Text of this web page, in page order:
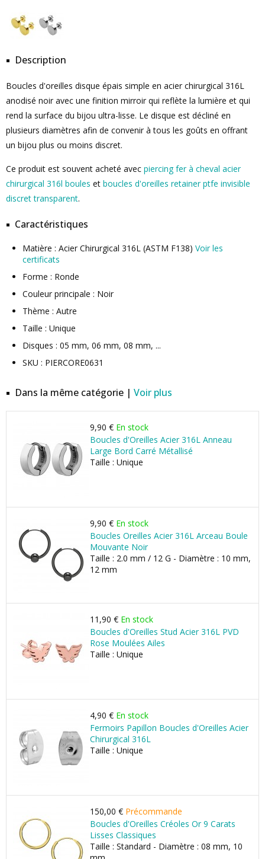
Description
Boucles d'oreilles disque épais simple en acier chirurgical 316L
anodisé noir avec une finition mirroir qui reflète la lumière et qui
rend la surface du bijou ultra-lisse. Le disque est décliné en
plusieurs diamètres afin de convenir à tous les goûts en offrant
un bijou plus ou moins discret.
Ce produit est souvent acheté avec piercing fer à cheval acier
chirurgical 316l boules et boucles d'oreilles retainer ptfe invisible
discret transparent.
Caractéristiques
Matière : Acier Chirurgical 316L (ASTM F138) Voir les
certificats
Forme : Ronde
Couleur principale : Noir
Thème : Autre
Taille : Unique
Disques : 05 mm, 06 mm, 08 mm, ...
SKU : PIERCORE0631
Dans la même catégorie | Voir plus
9,90 € En stock
Boucles d'Oreilles Acier 316L Anneau
Large Bord Carré Métallisé
Taille : Unique
9,90 € En stock
Boucles Oreilles Acier 316L Arceau Boule
Mouvante Noir
Taille : 2.0 mm / 12 G - Diamètre : 10 mm,
12 mm
11,90 € En stock
Boucles d'Oreilles Stud Acier 316L PVD
Rose Moulées Ailes
Taille : Unique
4,90 € En stock
Fermoirs Papillon Boucles d'Oreilles Acier
Chirurgical 316L
Taille : Unique
150,00 € Précommande
Boucles d'Oreilles Créoles Or 9 Carats
Lisses Classiques
Taille : Standard - Diamètre : 08 mm, 10